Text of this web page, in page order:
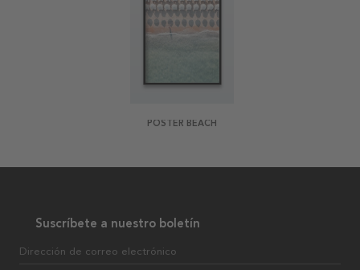
POSTER BEACH
Suscríbete a nuestro boletín
Dirección de correo electrónico